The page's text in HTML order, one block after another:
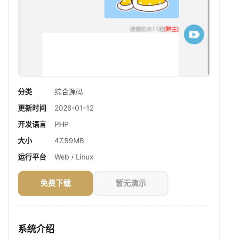
分类
综合源码
更新时间
2026-01-12
开发语言
PHP
大小
47.59MB
运行平台
Web / Linux
免费下载 暂无演示
系统介绍